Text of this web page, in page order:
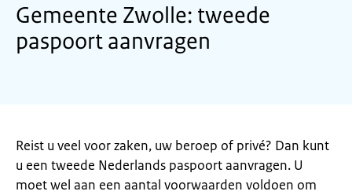
Gemeente Zwolle: tweede
paspoort aanvragen
Reist u veel voor zaken, uw beroep of privé? Dan kunt
u een tweede Nederlands paspoort aanvragen. U
moet wel aan een aantal voorwaarden voldoen om